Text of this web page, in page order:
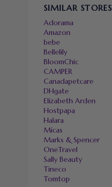
SIMILAR STORES
Adorama
Amazon
bebe
Bellelily
BloomChic
CAMPER
Canadapetcare
DHgate
Elizabeth Arden
Hostpapa
Halara
Micas
Marks & Spencer
OneTravel
Sally Beauty
Tineco
Tomtop